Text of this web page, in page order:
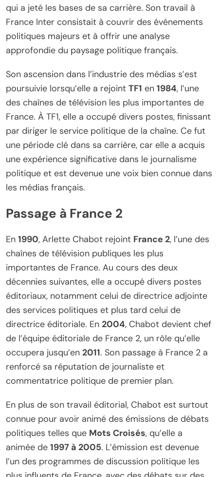
qui a jeté les bases de sa carrière. Son travail à
France Inter consistait à couvrir des événements
politiques majeurs et à offrir une analyse
approfondie du paysage politique français.
Son ascension dans l’industrie des médias s’est
poursuivie lorsqu’elle a rejoint TF1 en 1984, l’une
des chaînes de télévision les plus importantes de
France. À TF1, elle a occupé divers postes, finissant
par diriger le service politique de la chaîne. Ce fut
une période clé dans sa carrière, car elle a acquis
une expérience significative dans le journalisme
politique et est devenue une voix bien connue dans
les médias français.
Passage à France 2
En 1990, Arlette Chabot rejoint France 2, l’une des
chaînes de télévision publiques les plus
importantes de France. Au cours des deux
décennies suivantes, elle a occupé divers postes
éditoriaux, notamment celui de directrice adjointe
des services politiques et plus tard celui de
directrice éditoriale. En 2004, Chabot devient chef
de l’équipe éditoriale de France 2, un rôle qu’elle
occupera jusqu’en 2011. Son passage à France 2 a
renforcé sa réputation de journaliste et
commentatrice politique de premier plan.
En plus de son travail éditorial, Chabot est surtout
connue pour avoir animé des émissions de débats
politiques telles que Mots Croisés, qu’elle a
animée de 1997 à 2005. L’émission est devenue
l’un des programmes de discussion politique les